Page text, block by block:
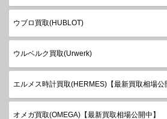
ウブロ買取(HUBLOT)
ウルベルク買取(Urwerk)
エルメス時計買取(HERMES)【最新買取相場公
オメガ買取(OMEGA)【最新買取相場公開中】